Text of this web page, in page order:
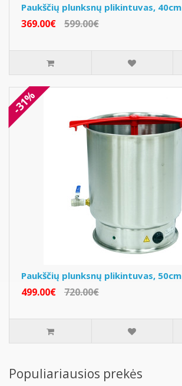
Paukščių plunksnų plikintuvas, 40cm
369.00€ 599.00€
-31%
Paukščių plunksnų plikintuvas, 50cm
499.00€ 720.00€
Populiariausios prekės